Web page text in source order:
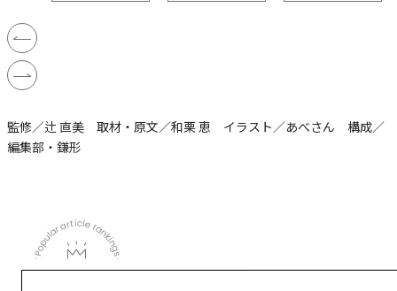
監修／辻 直美 取材・原文／和栗 恵 イラスト／あべさん 構成／
編集部・鎌形